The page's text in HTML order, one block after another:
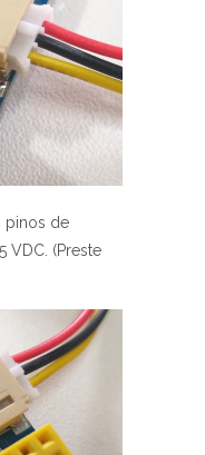
pinos de
VDC. (Preste